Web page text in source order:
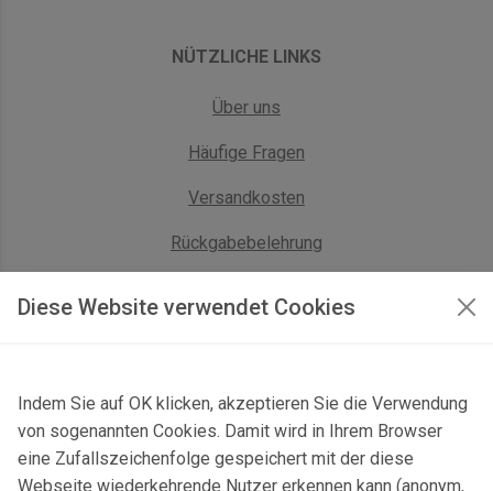
Diese Website verwendet Cookies
Indem Sie auf OK klicken, akzeptieren Sie die Verwendung
von sogenannten Cookies. Damit wird in Ihrem Browser
eine Zufallszeichenfolge gespeichert mit der diese
Webseite wiederkehrende Nutzer erkennen kann (anonym,
NÜTZLICHE LINKS
Über uns
Häufige Fragen
Versandkosten
Rückgabebelehrung
Kontaktformular & Anfahrt
Gersbach 10, 74589 Satteldorf, Deutschland